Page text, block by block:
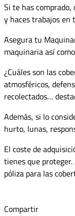
Si te has
y haces trabajos en
Asegura tu
maquinaria así
¿Cuáles son las
atmosféricos,
recolectados…
Además, si lo
hurto, lunas,
El coste de
tienes que
póliza para las
Compartir